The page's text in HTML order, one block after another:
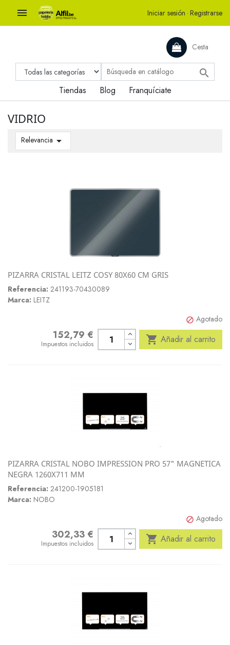
 Iniciar sesión · Registrarse
Cesta

Tiendas Blog Franquíciate
VIDRIO
Relevancia 
PIZARRA CRISTAL LEITZ COSY 80X60 CM GRIS
Referencia: 241193-70430089
Marca: LEITZ
 Agotado
Precio152,79 €
Impuestos incluidos  Añadir al carrito
PIZARRA CRISTAL NOBO IMPRESSION PRO 57" MAGNETICA
NEGRA 1260X711 MM
Referencia: 241200-1905181
Marca: NOBO
 Agotado
Precio302,33 €
Impuestos incluidos  Añadir al carrito